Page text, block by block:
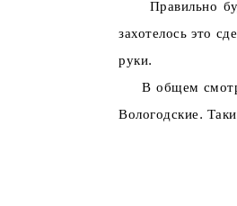
Правильно
захотелось это
руки.
В общем
Вологодские.